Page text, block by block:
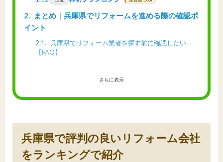
2
まとめ｜兵庫県でリフォームを進める際の確認ポ
イント
2.1
兵庫県でリフォーム業者を探す前に確認したい
【FAQ】
さらに表示
兵庫県で評判の良いリフォーム会社
をランキングで紹介